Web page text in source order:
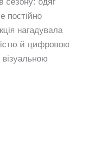
постійно
нагадувала
й цифровою